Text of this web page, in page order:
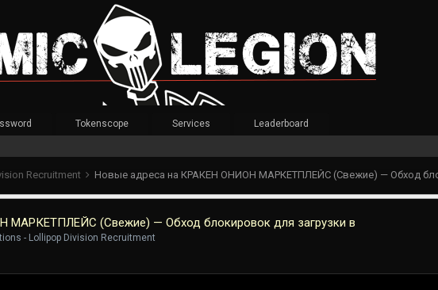
Tokenscope Services Leaderboard
Recruitment
МАРКЕТПЛЕЙС (Свежие) — Обход блокировок для загрузки в
- Lollipop Division Recruitment